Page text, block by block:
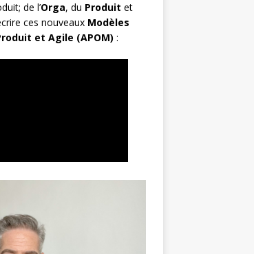
de l’Orga, du Produit et
ces nouveaux Modèles
et Agile (APOM) :